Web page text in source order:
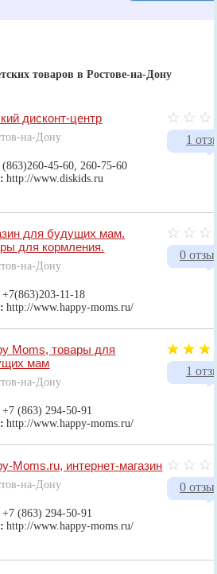
товаров в Ростове-на-Дону
1
дисконт-центр
на-Дону
(863)260-45-60, 260-75-60
http://www.diskids.ru
0
для будущих мам.
для кормления.
на-Дону
+7(863)203-11-18
http://www.happy-moms.ru/
1
Moms, товары для
мам
на-Дону
+7 (863) 294-50-91
http://www.happy-moms.ru/
0
Moms.ru, интернет-магазин
на-Дону
+7 (863) 294-50-91
http://www.happy-moms.ru/